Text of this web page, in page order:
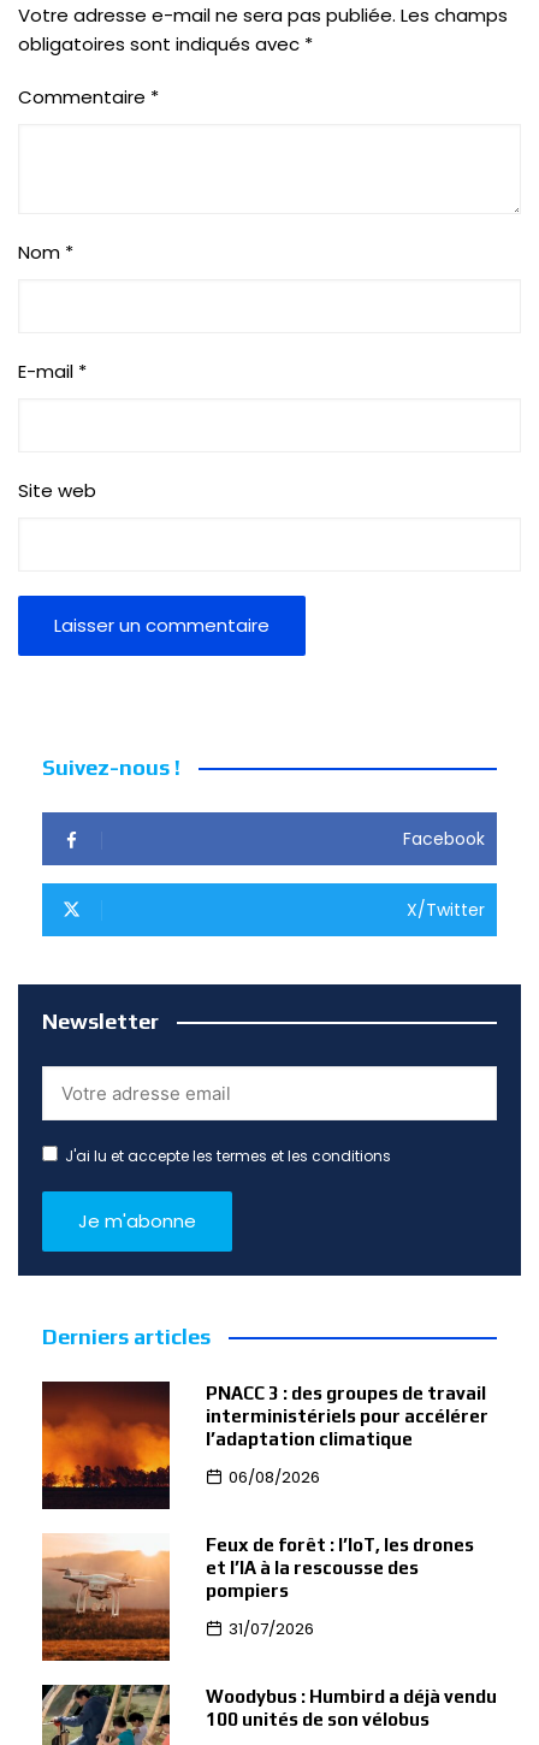
Votre adresse e-mail ne sera pas publiée. Les champs
obligatoires sont indiqués avec *
Commentaire *
Nom *
E-mail *
Site web
Suivez-nous !
Facebook
X/Twitter
Newsletter
J'ai lu et accepte les termes et les conditions
Derniers articles
PNACC 3 : des groupes de travail
interministériels pour accélérer
l’adaptation climatique
06/08/2026
Feux de forêt : l’IoT, les drones
et l’IA à la rescousse des
pompiers
31/07/2026
Woodybus : Humbird a déjà vendu
100 unités de son vélobus